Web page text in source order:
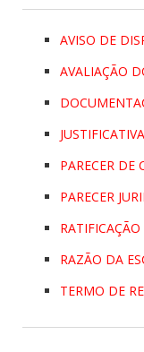
AVISO DE
AVALIAÇÃO
JUSTIFICATIVA
PARECER DE
PARECER
RAZÃO DA
TERMO DE